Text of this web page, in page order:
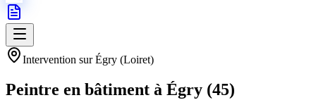
Intervention surÉgry (Loiret)
Peintre en bâtiment à Égry (45)